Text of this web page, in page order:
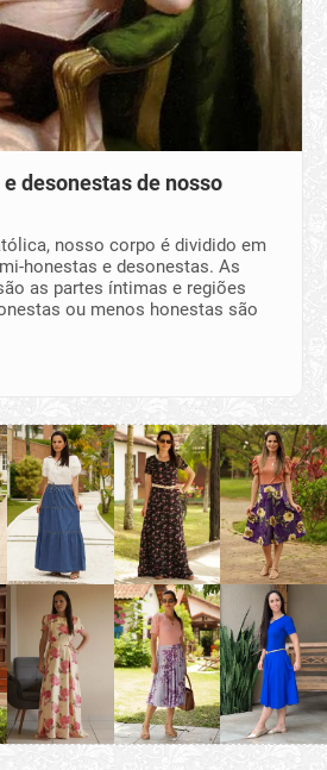
desonestas de nosso
nosso corpo é dividido em
honestas e desonestas. As
as partes íntimas e regiões
ou menos honestas são